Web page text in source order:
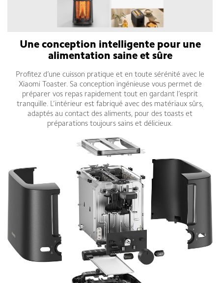
Une conception intelligente pour une
alimentation saine et sûre
Profitez d’une cuisson pratique et en toute sérénité avec le
Xiaomi Toaster. Sa conception ingénieuse vous permet de
préparer vos repas rapidement tout en gardant l’esprit
tranquille. L’intérieur est fabriqué avec des matériaux sûrs,
adaptés au contact des aliments, pour des toasts et
préparations toujours sains et délicieux.